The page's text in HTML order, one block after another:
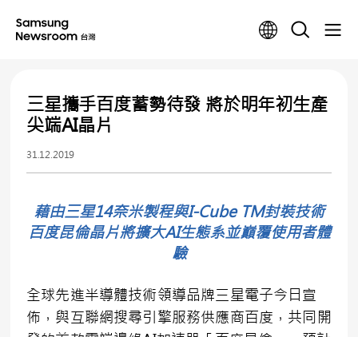
三星攜手百度蓄勢待發 將於明年初生產
尖端AI晶片
31.12.2019
藉由三星14奈米製程與I-Cube TM封裝技術
百度昆倫晶片將擴大AI生態系並巔覆使用者體
驗
全球先進半導體技術領導品牌三星電子今日宣
佈，與互聯網搜尋引擎服務供應商百度，共同開